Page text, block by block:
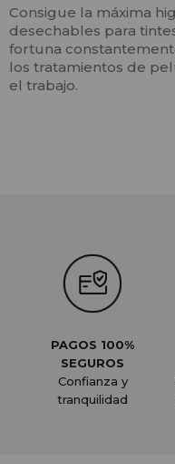
Consigue la máxima
desechables para
fortuna
los tratamientos de
el trabajo.
PAGOS 100%
SEGUROS
Confianza y
tranquilidad